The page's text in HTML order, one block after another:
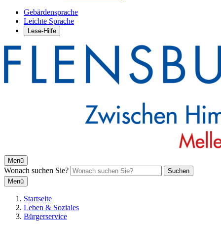
Gebärdensprache
Leichte Sprache
Lese-Hilfe
Menü
Wonach suchen Sie?
Suchen
Menü
Startseite
Leben & Soziales
Bürgerservice